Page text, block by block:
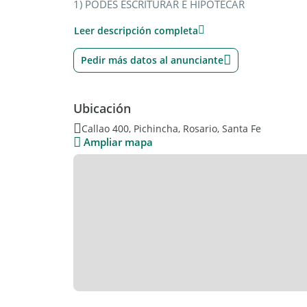
1) PODES ESCRITURAR E HIPOTECAR
Ambientes:
Balcón
Leer descripción completa
Pedir más datos al anunciante
Ubicación
Callao 400, Pichincha, Rosario, Santa Fe
Ampliar mapa